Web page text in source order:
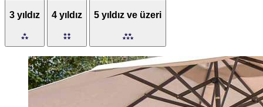
3 yıldız 4 yıldız 5 yıldız ve üzeri